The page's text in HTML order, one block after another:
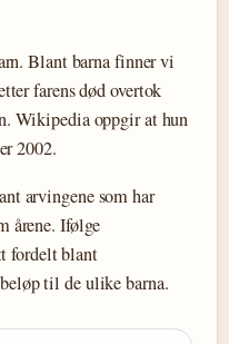
Blant barna finner vi
farens død overtok
Wikipedia oppgir at hun
2002.
arvingene som har
årene. Ifølge
fordelt blant
til de ulike barna.